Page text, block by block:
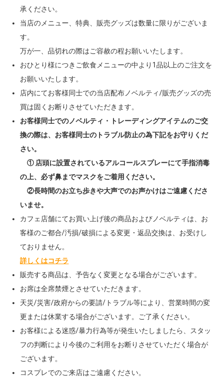
承ください。
当店のメニュー、特典、販売グッズは数量に限りがございま
す。
万が一、品切れの際はご容赦の程お願いいたします。
おひとり様につきご飲食メニューの中より1品以上のご注文を
お願いいたします。
店内にてお客様同士での当店配布ノベルティ/販売グッズの売
買は固くお断りさせていただきます。
お客様同士でのノベルティ・トレーディングアイテムのご交
換の際は、お客様同士のトラブル防止の為下記をお守りくだ
さい。
① 店頭に設置されているアルコールスプレーにて手指消毒
の上、必ず鼻までマスクをご着用ください。
②長時間のお立ち歩きや大声でのお声かけはご遠慮くださ
いませ。
カフェ店舗にてお買い上げ後の商品およびノベルティは、お
客様のご都合/汚損/破損による変更・返品交換は、お受けし
ておりません。
詳しくはコチラ
販売する商品は、予告なく変更となる場合がございます。
お席は全席禁煙とさせていただきます。
天災/災害/政府からの要請/トラブル等により、営業時間の変
更または休業する場合がございます。ご了承ください。
お客様による迷惑/暴力行為等が発生いたしましたら、スタッ
フの判断により今後のご利用をお断りさせていただく場合が
ございます。
コスプレでのご来店はご遠慮ください。